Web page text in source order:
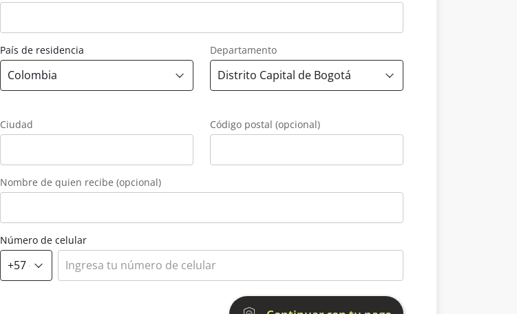
País de residencia Departamento
Ciudad Código postal (opcional)
Nombre de quien recibe (opcional)
Número de celular